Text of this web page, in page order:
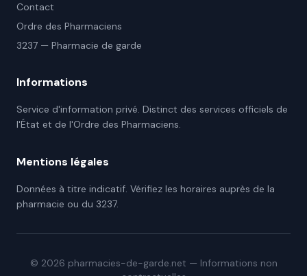
Contact
Ordre des Pharmaciens
3237 — Pharmacie de garde
Informations
Service d'information privé. Distinct des services officiels de
l'État et de l'Ordre des Pharmaciens.
Mentions légales
Données à titre indicatif. Vérifiez les horaires auprès de la
pharmacie ou du 3237.
© 2026 pharmacies-de-garde.net — Informations non